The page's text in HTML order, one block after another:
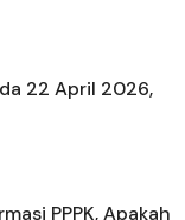
22 April 2026,
PPPK, Apakah